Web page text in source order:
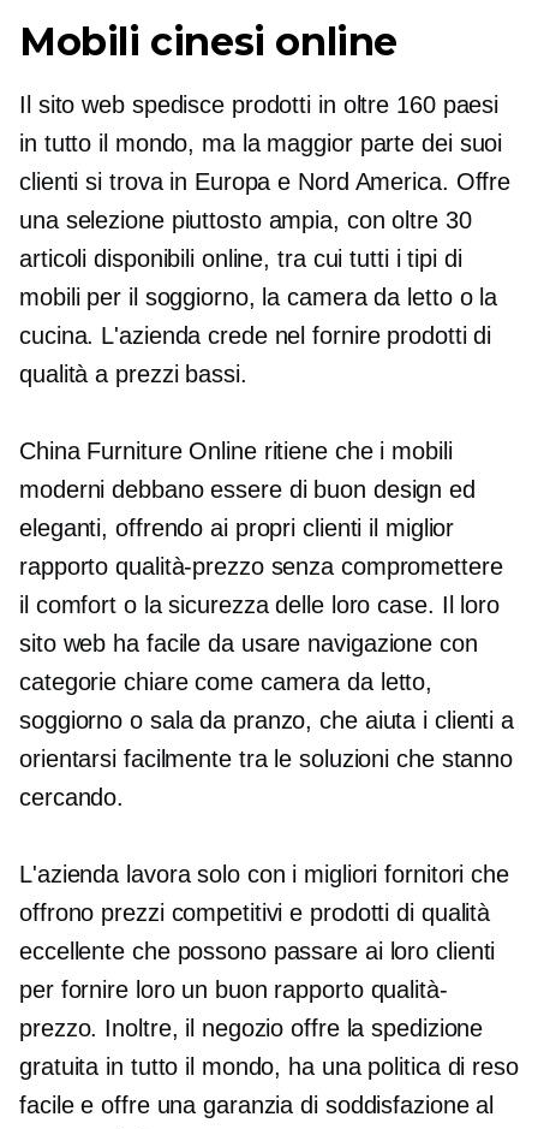
Mobili cinesi online
Il sito web spedisce prodotti in oltre 160 paesi
in tutto il mondo, ma la maggior parte dei suoi
clienti si trova in Europa e Nord America. Offre
una selezione piuttosto ampia, con oltre 30
articoli disponibili online, tra cui tutti i tipi di
mobili per il soggiorno, la camera da letto o la
cucina. L'azienda crede nel fornire prodotti di
qualità a prezzi bassi.
China Furniture Online ritiene che i mobili
moderni debbano essere di buon design ed
eleganti, offrendo ai propri clienti il ​​miglior
rapporto qualità-prezzo senza compromettere
il comfort o la sicurezza delle loro case. Il loro
sito web ha facile da usare navigazione con
categorie chiare come camera da letto,
soggiorno o sala da pranzo, che aiuta i clienti a
orientarsi facilmente tra le soluzioni che stanno
cercando.
L'azienda lavora solo con i migliori fornitori che
offrono prezzi competitivi e prodotti di qualità
eccellente che possono passare ai loro clienti
per fornire loro un buon rapporto qualità-
prezzo. Inoltre, il negozio offre la spedizione
gratuita in tutto il mondo, ha una politica di reso
facile e offre una garanzia di soddisfazione al